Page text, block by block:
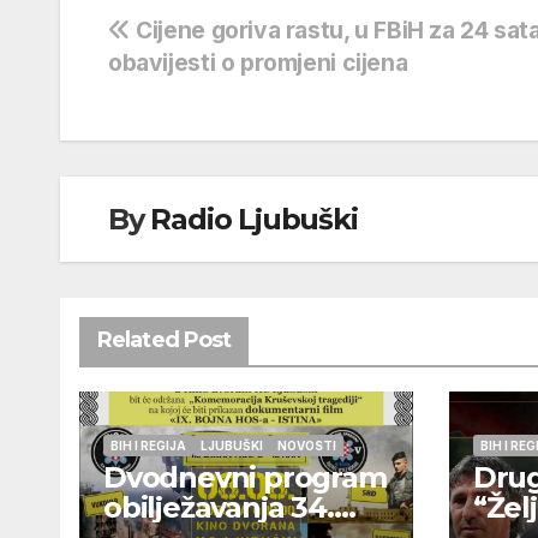
Navigacija
objava
Cijene goriva rastu, u FBiH za 24
obavijesti o promjeni cijena
ByRadio Ljubuški
Related Post
BIH I REGIJA LJUBUŠKI NOVOSTI
Dvodnevni program
obilježavanja 34.
BIH I